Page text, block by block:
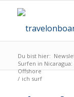
Du bist hier:
Surfen in
Offshore
/ ich surf